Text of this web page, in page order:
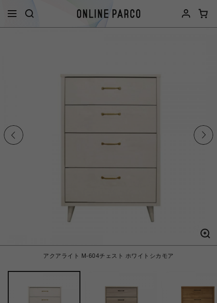
アクアライト M-604チェスト ホワイトシカモア